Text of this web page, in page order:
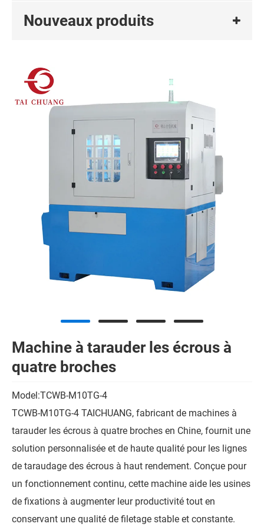
Nouveaux produits
Machine à tarauder les écrous à
quatre broches
Model:TCWB-M10TG-4
TCWB-M10TG-4 TAICHUANG, fabricant de machines à
tarauder les écrous à quatre broches en Chine, fournit une
solution personnalisée et de haute qualité pour les lignes
de taraudage des écrous à haut rendement. Conçue pour
un fonctionnement continu, cette machine aide les usines
de fixations à augmenter leur productivité tout en
conservant une qualité de filetage stable et constante.